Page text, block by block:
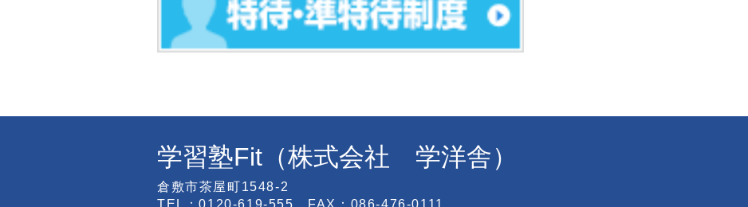
学習塾Fit（株式会社 学洋舎）
倉敷市茶屋町1548-2
TEL：0120-619-555 FAX：086-476-0111